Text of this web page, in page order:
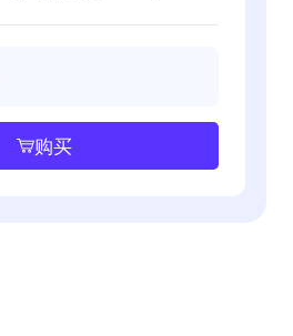
购买